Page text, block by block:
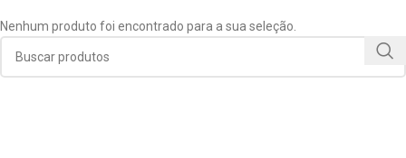
Nenhum produto foi encontrado para a sua seleção.